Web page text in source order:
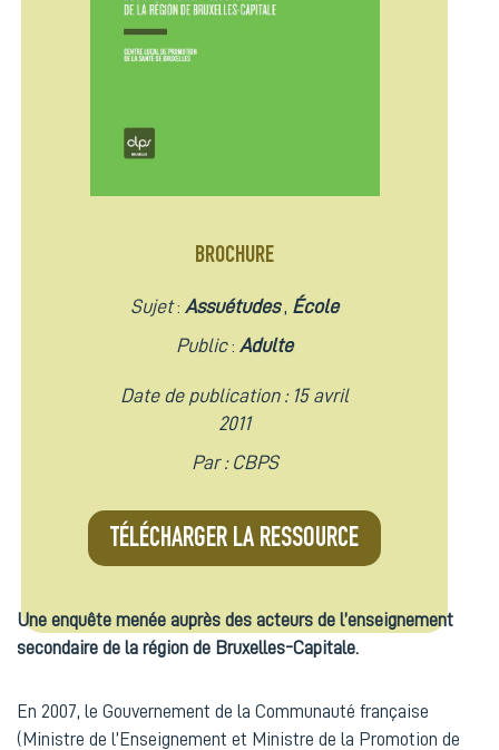
BROCHURE
Sujet:Assuétudes , École
Public:Adulte
Date de publication : 15 avril
2011
Par : CBPS
TÉLÉCHARGER LA RESSOURCE
Une enquête menée auprès des acteurs de l’enseignement
secondaire de la région de Bruxelles-Capitale.
En 2007, le Gouvernement de la Communauté française
(Ministre de l’Enseignement et Ministre de la Promotion de